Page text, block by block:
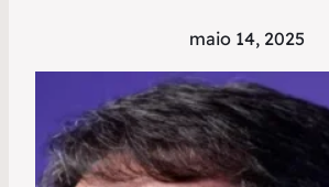
maio 14, 2025